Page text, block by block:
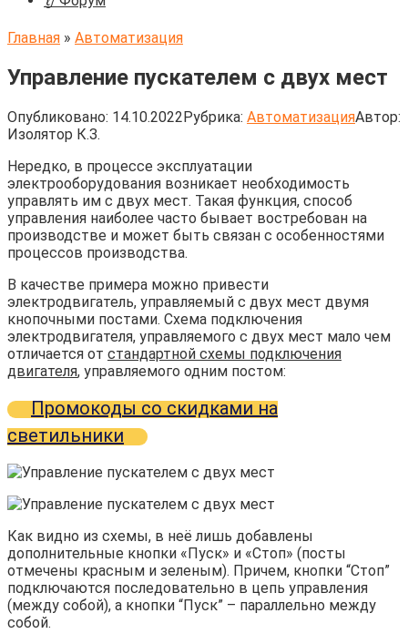
Главная » Автоматизация
Управление пускателем с двух мест
Опубликовано: 14.10.2022Рубрика: АвтоматизацияАвтор:
Изолятор К.З.
Нередко, в процессе эксплуатации
электрооборудования возникает необходимость
управлять им с двух мест. Такая функция, способ
управления наиболее часто бывает востребован на
производстве и может быть связан с особенностями
процессов производства.
В качестве примера можно привести
электродвигатель, управляемый с двух мест двумя
кнопочными постами. Схема подключения
электродвигателя, управляемого с двух мест мало чем
отличается от стандартной схемы подключения
двигателя, управляемого одним постом:
Промокоды со скидками на
светильники
Как видно из схемы, в неё лишь добавлены
дополнительные кнопки «Пуск» и «Стоп» (посты
отмечены красным и зеленым). Причем, кнопки “Стоп”
подключаются последовательно в цепь управления
(между собой), а кнопки “Пуск” – параллельно между
собой.